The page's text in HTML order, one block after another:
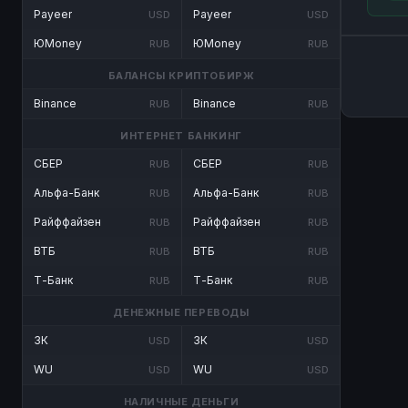
Payeer USD
ЮMoney RUB
Payeer USD
ЮMoney RUB
БАЛАНСЫ КРИПТОБИРЖ
Binance RUB Binance RUB
ИНТЕРНЕТ БАНКИНГ
СБЕР RUB
Альфа-Банк RUB
Райффайзен RUB
ВТБ RUB
Т-Банк RUB
СБЕР RUB
Альфа-Банк RUB
Райффайзен RUB
ВТБ RUB
Т-Банк RUB
ДЕНЕЖНЫЕ ПЕРЕВОДЫ
ЗК USD
WU USD
ЗК USD
WU USD
НАЛИЧНЫЕ ДЕНЬГИ